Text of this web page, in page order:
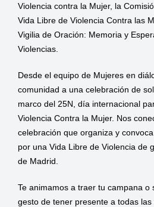
Violencia contra la Mujer, la
Vida Libre de Violencia Contra las
Vigilia de Oración: Memoria y
Violencias.
Desde el equipo de Mujeres en
comunidad a una celebración de
marco del 25N, día internacional
Violencia Contra la Mujer. Nos
celebración que organiza y
por una Vida Libre de Violencia de
de Madrid.
Te animamos a traer tu campana o
gesto de tener presente a todas las